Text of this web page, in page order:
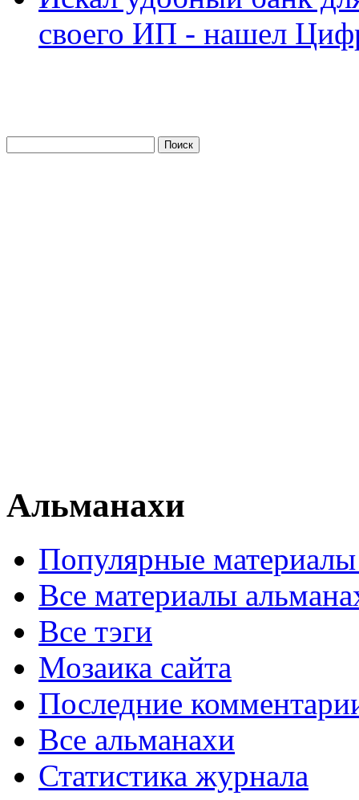
своего ИП - нашел
Альманахи
Популярные
Все материалы
Все тэги
Мозаика сайта
Последние
Все альманахи
Статистика журнала